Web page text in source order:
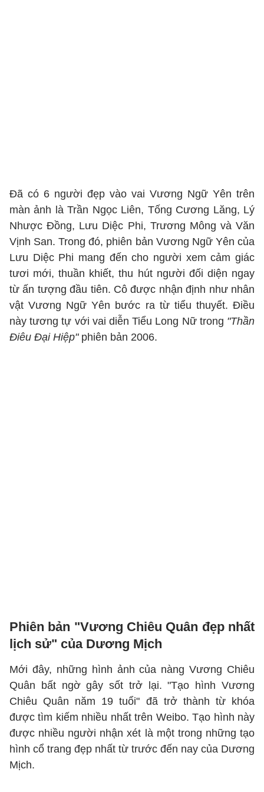
Đã có 6 người đẹp vào vai Vương Ngữ Yên trên
màn ảnh là Trần Ngọc Liên, Tống Cương Lăng, Lý
Nhược Đồng, Lưu Diệc Phi, Trương Mông và Văn
Vịnh San. Trong đó, phiên bản Vương Ngữ Yên của
Lưu Diệc Phi mang đến cho người xem cảm giác
tươi mới, thuần khiết, thu hút người đối diện ngay
từ ấn tượng đầu tiên. Cô được nhận định như nhân
vật Vương Ngữ Yên bước ra từ tiểu thuyết. Điều
này tương tự với vai diễn Tiểu Long Nữ trong "Thần
Điêu Đại Hiệp"phiên bản 2006.
Phiên bản "Vương Chiêu Quân đẹp nhất
lịch sử" của Dương Mịch
Mới đây, những hình ảnh của nàng Vương Chiêu
Quân bất ngờ gây sốt trở lại. "Tạo hình Vương
Chiêu Quân năm 19 tuổi" đã trở thành từ khóa
được tìm kiếm nhiều nhất trên Weibo. Tạo hình này
được nhiều người nhận xét là một trong những tạo
hình cổ trang đẹp nhất từ trước đến nay của Dương
Mịch.